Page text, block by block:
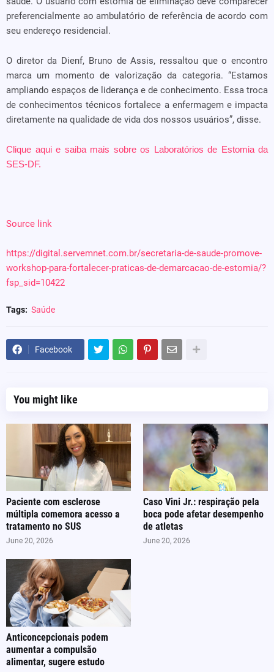
preferencialmente ao ambulatório de referência de acordo com
seu endereço residencial.
O diretor da Dienf, Bruno de Assis, ressaltou que o encontro
marca um momento de valorização da categoria. “Estamos
ampliando espaços de liderança e de conhecimento. Essa troca
de conhecimentos técnicos fortalece a enfermagem e impacta
diretamente na qualidade de vida dos nossos usuários”, disse.
Clique aqui e saiba mais sobre os Laboratórios de Estomia da
SES-DF.
Source link
https://digital.servemnet.com.br/secretaria-de-saude-promove-
workshop-para-fortalecer-praticas-de-demarcacao-de-estomia/?
fsp_sid=10422
Tags: Saúde
Facebook
You might like
Paciente com esclerose
múltipla comemora acesso a
tratamento no SUS
June 20, 2026
Caso Vini Jr.: respiração pela
boca pode afetar desempenho
de atletas
June 20, 2026
Anticoncepcionais podem
aumentar a compulsão
alimentar, sugere estudo